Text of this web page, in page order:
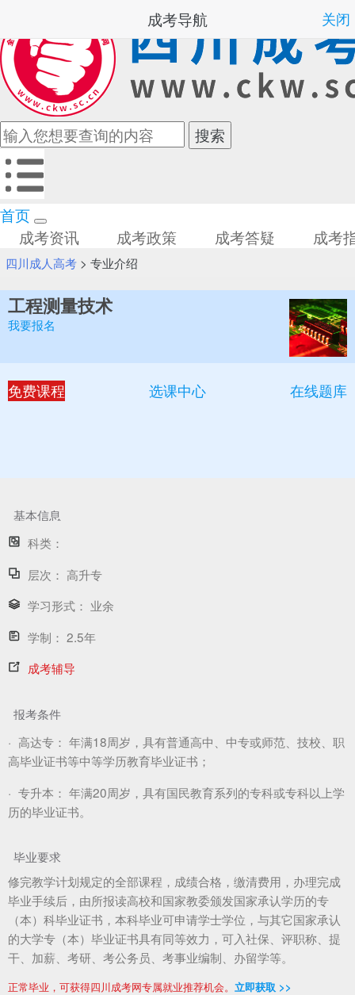
首页
成考资讯
成考政策 成考答疑 成考
四川成人高考> 专业介绍
工程测量技术
我要报名
免费课程 选课中心 在线题库
基本信息
科类：
层次： 高升专
学习形式： 业余
学制： 2.5年
成考辅导
报考条件
· 高达专： 年满18周岁，具有普通高中、中专或师范、技校、职
高毕业证书等中等学历教育毕业证书；
· 专升本： 年满20周岁，具有国民教育系列的专科或专科以上学
历的毕业证书。
毕业要求
修完教学计划规定的全部课程，成绩合格，缴清费用，办理完成
毕业手续后，由所报读高校和国家教委颁发国家承认学历的专
（本）科毕业证书，本科毕业可申请学士学位，与其它国家承认
的大学专（本）毕业证书具有同等效力，可入社保、评职称、提
干、加薪、考研、考公务员、考事业编制、办留学等。
正常毕业，可获得四川成考网专属就业推荐机会。 立即获取 >>
成考导航 关闭